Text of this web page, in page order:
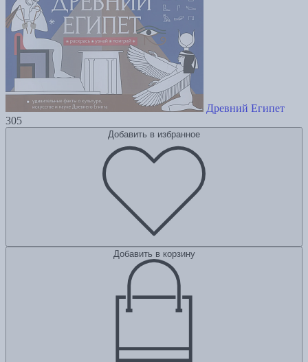
Древний Египет
305
Добавить в избранное
Добавить в корзину